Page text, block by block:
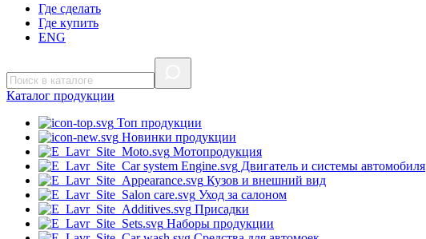
Где сделать
Где купить
ENG
Каталог продукции
Топ продукции
Новинки продукции
Мотопродукция
Двигатель и системы автомобиля
Кузов и внешний вид
Уход за салоном
Присадки
Наборы продукции